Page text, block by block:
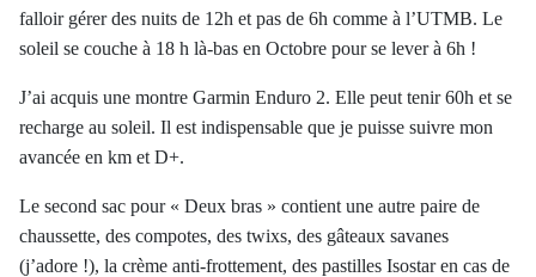
falloir gérer des nuits de 12h et pas de 6h comme à l’UTMB. Le
soleil se couche à 18 h là-bas en Octobre pour se lever à 6h !
J’ai acquis une montre Garmin Enduro 2. Elle peut tenir 60h et se
recharge au soleil. Il est indispensable que je puisse suivre mon
avancée en km et D+.
Le second sac pour « Deux bras » contient une autre paire de
chaussette, des compotes, des twixs, des gâteaux savanes
(j’adore !), la crème anti-frottement, des pastilles Isostaren cas de